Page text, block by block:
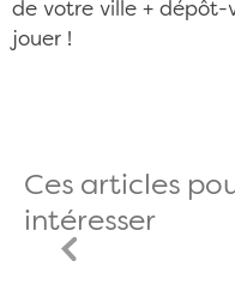
de votre ville + dépôt-
jouer !
Ces articles
intéresser